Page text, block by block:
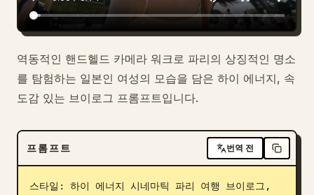
다운로드
블로그
업데이트
역동적인 핸드헬드 카메라 워크로 파리의 상징적인 명소
를 탐험하는 일본인 여성의 모습을 담은 하이 에너지, 속
도감 있는 브이로그 프롬프트입니다.
프롬프트 번역 전
스타일: 하이 에너지 시네마틱 파리 여행 브이로그,